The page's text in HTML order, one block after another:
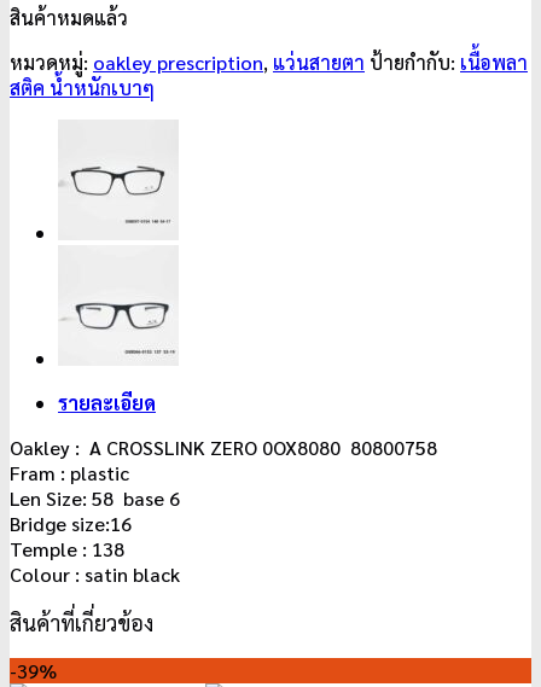
สินค้าหมดแล้ว
หมวดหมู่: oakley prescription, แว่นสายตา ป้ายกำกับ: เนื้อพลา
สติค น้ำหนักเบาๆ
รายละเอียด
Oakley : A CROSSLINK ZERO 0OX8080 80800758
Fram : plastic
Len Size: 58 base 6
Bridge size:16
Temple : 138
Colour : satin black
สินค้าที่เกี่ยวข้อง
-39%